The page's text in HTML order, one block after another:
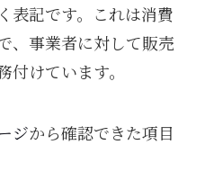
表記です。これは消費
、事業者に対して販売
けています。
ジから確認できた項目